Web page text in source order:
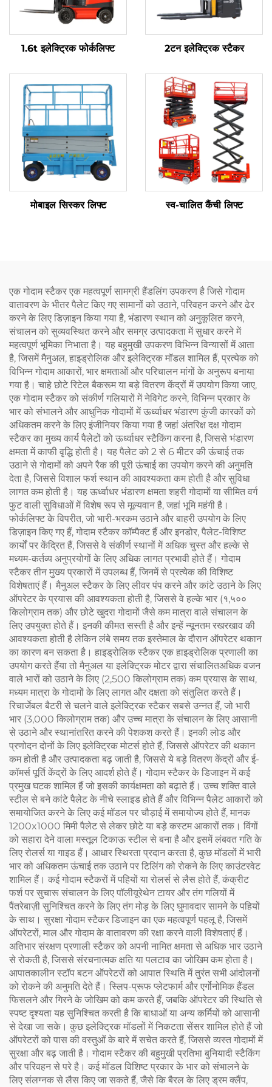
1.6t इलेक्ट्रिक फोर्कलिफ्ट 2टन इलेक्ट्रिक स्टैकर
मोबाइल सिस्कर लिफ्ट स्व-चालित कैंची लिफ्ट
एक गोदाम स्टैकर एक महत्वपूर्ण सामग्री हैंडलिंग उपकरण है जिसे गोदाम
वातावरण के भीतर पैलेट किए गए सामानों को उठाने, परिवहन करने और ढेर
करने के लिए डिज़ाइन किया गया है, भंडारण स्थान को अनुकूलित करने,
संचालन को सुव्यवस्थित करने और समग्र उत्पादकता में सुधार करने में
महत्वपूर्ण भूमिका निभाता है। यह बहुमुखी उपकरण विभिन्न विन्यासों में आता
है, जिसमें मैनुअल, हाइड्रोलिक और इलेक्ट्रिक मॉडल शामिल हैं, प्रत्येक को
विभिन्न गोदाम आकारों, भार क्षमताओं और परिचालन मांगों के अनुरूप बनाया
गया है। चाहे छोटे रिटेल बैकरूम या बड़े वितरण केंद्रों में उपयोग किया जाए,
एक गोदाम स्टैकर को संकीर्ण गलियारों में नेविगेट करने, विभिन्न प्रकार के
भार को संभालने और आधुनिक गोदामों में ऊर्ध्वाधर भंडारण कुंजी कारकों को
अधिकतम करने के लिए इंजीनियर किया गया है जहां अंतरिक्ष दक्ष गोदाम
स्टैकर का मुख्य कार्य पैलेटों को ऊर्ध्वाधर स्टैकिंग करना है, जिससे भंडारण
क्षमता में काफी वृद्धि होती है। यह पैलेट को 2 से 6 मीटर की ऊंचाई तक
उठाने से गोदामों को अपने रैक की पूरी ऊंचाई का उपयोग करने की अनुमति
देता है, जिससे विशाल फर्श स्थान की आवश्यकता कम होती है और सुविधा
लागत कम होती है। यह ऊर्ध्वाधर भंडारण क्षमता शहरी गोदामों या सीमित वर्ग
फुट वाली सुविधाओं में विशेष रूप से मूल्यवान है, जहां भूमि महंगी है।
फोर्कलिफ्ट के विपरीत, जो भारी-भरकम उठाने और बाहरी उपयोग के लिए
डिज़ाइन किए गए हैं, गोदाम स्टैकर कॉम्पैक्ट हैं और इनडोर, पैलेट-विशिष्ट
कार्यों पर केंद्रित हैं, जिससे वे संकीर्ण स्थानों में अधिक चुस्त और हल्के से
मध्यम-कर्तव्य अनुप्रयोगों के लिए अधिक लागत प्रभावी होते हैं। गोदाम
स्टैकर तीन मुख्य प्रकारों में उपलब्ध हैं, जिनमें से प्रत्येक की विशिष्ट
विशेषताएं हैं। मैनुअल स्टैकर के लिए लीवर पंप करने और कांटे उठाने के लिए
ऑपरेटर के प्रयास की आवश्यकता होती है, जिससे वे हल्के भार (१,५००
किलोग्राम तक) और छोटे खुदरा गोदामों जैसे कम मात्रा वाले संचालन के
लिए उपयुक्त होते हैं। इनकी कीमत सस्ती है और इन्हें न्यूनतम रखरखाव की
आवश्यकता होती है लेकिन लंबे समय तक इस्तेमाल के दौरान ऑपरेटर थकान
का कारण बन सकता है। हाइड्रोलिक स्टैकर एक हाइड्रोलिक प्रणाली का
उपयोग करते हैंया तो मैनुअल या इलेक्ट्रिक मोटर द्वारा संचालितअधिक वजन
वाले भारों को उठाने के लिए (2,500 किलोग्राम तक) कम प्रयास के साथ,
मध्यम मात्रा के गोदामों के लिए लागत और दक्षता को संतुलित करते हैं।
रिचार्जेबल बैटरी से चलने वाले इलेक्ट्रिक स्टैकर सबसे उन्नत हैं, जो भारी
भार (3,000 किलोग्राम तक) और उच्च मात्रा के संचालन के लिए आसानी
से उठाने और स्थानांतरित करने की पेशकश करते हैं। इनकी लोड और
प्रणोदन दोनों के लिए इलेक्ट्रिक मोटर्स होते हैं, जिससे ऑपरेटर की थकान
कम होती है और उत्पादकता बढ़ जाती है, जिससे ये बड़े वितरण केंद्रों और ई-
कॉमर्स पूर्ति केंद्रों के लिए आदर्श होते हैं। गोदाम स्टैकर के डिजाइन में कई
प्रमुख घटक शामिल हैं जो इसकी कार्यक्षमता को बढ़ाते हैं। उच्च शक्ति वाले
स्टील से बने कांटे पैलेट के नीचे स्लाइड होते हैं और विभिन्न पैलेट आकारों को
समायोजित करने के लिए कई मॉडल पर चौड़ाई में समायोज्य होते हैं, मानक
1200x1000 मिमी पैलेट से लेकर छोटे या बड़े कस्टम आकारों तक। विंगों
को सहारा देने वाला मस्तूल टिकाऊ स्टील से बना है और इसमें लंबवत गति के
लिए रोलर्स या गाइड हैं। आधार स्थिरता प्रदान करता है, कुछ मॉडलों में भारी
भार को अधिकतम ऊंचाई तक उठाने पर टिलिंग को रोकने के लिए काउंटरवेट
शामिल हैं। कई गोदाम स्टैकरों में पहियों या रोलर्स से लैस होते हैं, कंक्रीट
फर्श पर सुचारू संचालन के लिए पॉलीयूरेथेन टायर और तंग गलियों में
पैंतरेबाज़ी सुनिश्चित करने के लिए तंग मोड़ के लिए घुमावदार सामने के पहियों
के साथ। सुरक्षा गोदाम स्टैकर डिजाइन का एक महत्वपूर्ण पहलू है, जिसमें
ऑपरेटरों, माल और गोदाम के वातावरण की रक्षा करने वाली विशेषताएं हैं।
अतिभार संरक्षण प्रणाली स्टैकर को अपनी नामित क्षमता से अधिक भार उठाने
से रोकती है, जिससे संरचनात्मक क्षति या पलटाव का जोखिम कम होता है।
आपातकालीन स्टॉप बटन ऑपरेटरों को आपात स्थिति में तुरंत सभी आंदोलनों
को रोकने की अनुमति देते हैं। स्लिप-प्रूफ प्लेटफार्म और एर्गोनोमिक हैंडल
फिसलने और गिरने के जोखिम को कम करते हैं, जबकि ऑपरेटर की स्थिति से
स्पष्ट दृश्यता यह सुनिश्चित करती है कि बाधाओं या अन्य कर्मियों को आसानी
से देखा जा सके। कुछ इलेक्ट्रिक मॉडलों में निकटता सेंसर शामिल होते हैं जो
ऑपरेटरों को पास की वस्तुओं के बारे में सचेत करते हैं, जिससे व्यस्त गोदामों में
सुरक्षा और बढ़ जाती है। गोदाम स्टैकर की बहुमुखी प्रतिभा बुनियादी स्टैकिंग
और परिवहन से परे है। कई मॉडल विशिष्ट प्रकार के भार को संभालने के
लिए संलग्नक से लैस किए जा सकते हैं, जैसे कि बैरल के लिए ड्रम क्लैंप,